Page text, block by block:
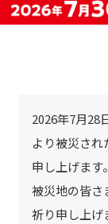
2026年7月28
より被災され
申し上げます。
被災地の皆さ
祈り申し上げ